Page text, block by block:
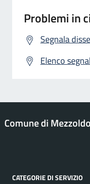
Problemi in
Segnala
Elenco
Comune di Mezzoldo
CATEGORIE DI SERVIZIO